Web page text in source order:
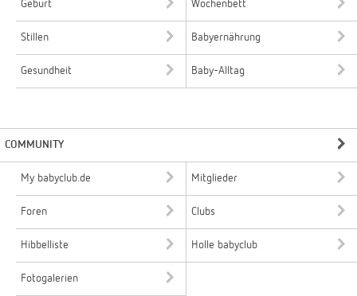
Geburt Wochenbett
Stillen Babyernährung
Gesundheit Baby-Alltag
COMMUNITY
My babyclub.de Mitglieder
Foren Clubs
Hibbelliste Holle babyclub
Fotogalerien